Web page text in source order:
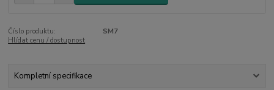
Číslo produktu:
SM7
Hlídat cenu / dostupnost
Kompletní specifikace